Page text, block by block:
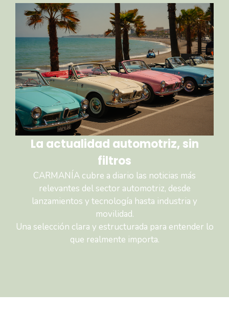
La actualidad automotriz, sin
filtros
CARMANÍA cubre a diario las noticias más
relevantes del sector automotriz, desde
lanzamientos y tecnología hasta industria y
movilidad.
Una selección clara y estructurada para entender lo
que realmente importa.